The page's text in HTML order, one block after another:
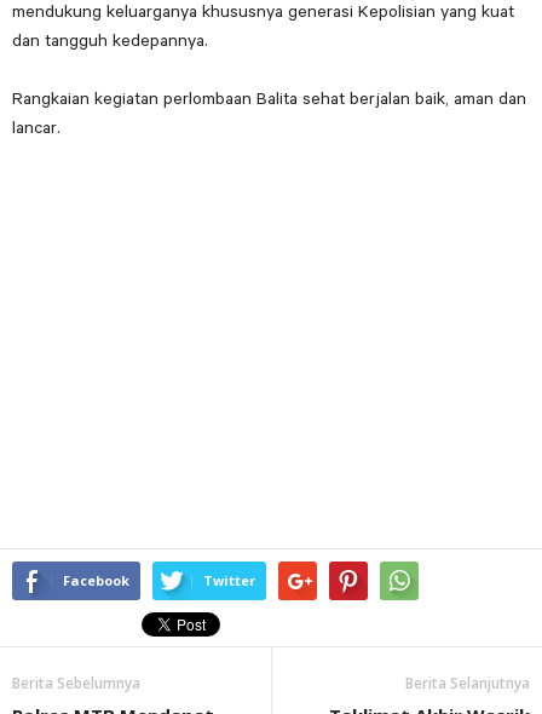
mendukung keluarganya khususnya generasi Kepolisian yang kuat
dan tangguh kedepannya.
Rangkaian kegiatan perlombaan Balita sehat berjalan baik, aman dan
lancar.
Facebook Twitter
Berita Sebelumnya Berita Selanjutnya